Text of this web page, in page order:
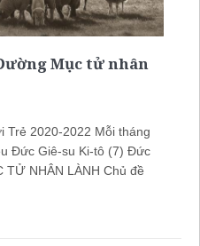
Mục tử nhân
Trẻ 2020-2022 Mỗi tháng
Đức Giê-su Ki-tô (7) Đức
NHÂN LÀNH Chủ đề